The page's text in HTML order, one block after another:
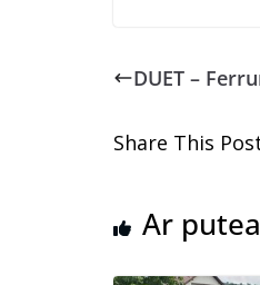
DUET –
Share This
Ar